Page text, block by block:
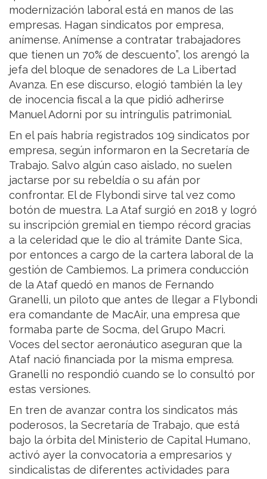
modernización laboral está en manos de las
empresas. Hagan sindicatos por empresa,
anímense. Anímense a contratar trabajadores
que tienen un 70% de descuento”, los arengó la
jefa del bloque de senadores de La Libertad
Avanza. En ese discurso, elogió también la ley
de inocencia fiscal a la que pidió adherirse
Manuel Adorni por su intríngulis patrimonial.
En el país habría registrados 109 sindicatos por
empresa, según informaron en la Secretaría de
Trabajo. Salvo algún caso aislado, no suelen
jactarse por su rebeldía o su afán por
confrontar. El de Flybondi sirve tal vez como
botón de muestra. La Ataf surgió en 2018 y logró
su inscripción gremial en tiempo récord gracias
a la celeridad que le dio al trámite Dante Sica,
por entonces a cargo de la cartera laboral de la
gestión de Cambiemos. La primera conducción
de la Ataf quedó en manos de Fernando
Granelli, un piloto que antes de llegar a Flybondi
era comandante de MacAir, una empresa que
formaba parte de Socma, del Grupo Macri.
Voces del sector aeronáutico aseguran que la
Ataf nació financiada por la misma empresa.
Granelli no respondió cuando se lo consultó por
estas versiones.
En tren de avanzar contra los sindicatos más
poderosos, la Secretaría de Trabajo, que está
bajo la órbita del Ministerio de Capital Humano,
activó ayer la convocatoria a empresarios y
sindicalistas de diferentes actividades para